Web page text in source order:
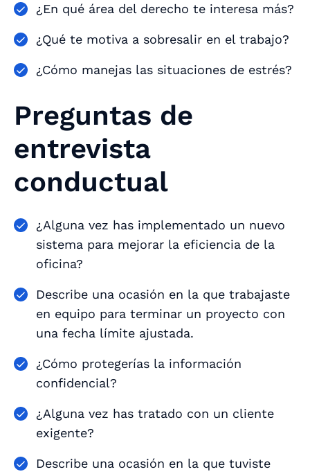
¿En qué área del derecho te interesa más?
¿Qué te motiva a sobresalir en el trabajo?
¿Cómo manejas las situaciones de estrés?
Preguntas de
entrevista
conductual
¿Alguna vez has implementado un nuevo
sistema para mejorar la eficiencia de la
oficina?
Describe una ocasión en la que trabajaste
en equipo para terminar un proyecto con
una fecha límite ajustada.
¿Cómo protegerías la información
confidencial?
¿Alguna vez has tratado con un cliente
exigente?
Describe una ocasión en la que tuviste